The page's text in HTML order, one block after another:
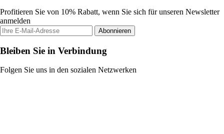
Profitieren Sie von 10% Rabatt, wenn Sie sich für unseren Newsletter
anmelden
Abonnieren
Bleiben Sie in Verbindung
Folgen Sie uns in den sozialen Netzwerken